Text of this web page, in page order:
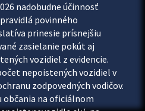
nadobudne účinnosť
povinného
prinesie prísnejšiu
zasielanie pokút aj
vozidiel z evidencie.
nepoistených vozidiel v
zodpovedných vodičov.
občania na oficiálnom